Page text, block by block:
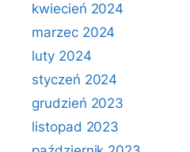
kwiecień 2024
marzec 2024
luty 2024
styczeń 2024
grudzień 2023
listopad 2023